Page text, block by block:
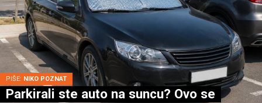
PIŠE: NIKO POZNAT
Parkirali ste auto na suncu? Ovo se